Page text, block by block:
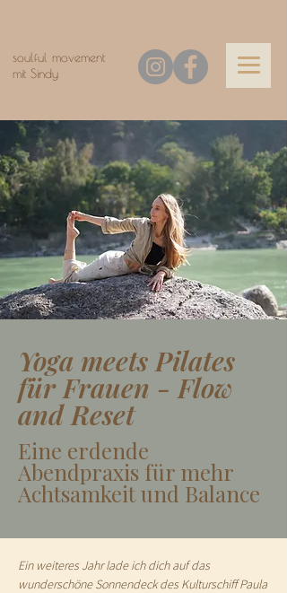
soulful movement
mit Sindy
Yoga meets Pilates
für Frauen - Flow
and Reset
Eine erdende
Abendpraxis für mehr
Achtsamkeit und Balance
Ein weiteres Jahr lade ich dich auf das
wunderschöne Sonnendeck des Kulturschiff Paula